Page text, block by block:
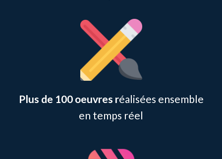
Plus de 100 oeuvres réalisées ensemble
en temps réel